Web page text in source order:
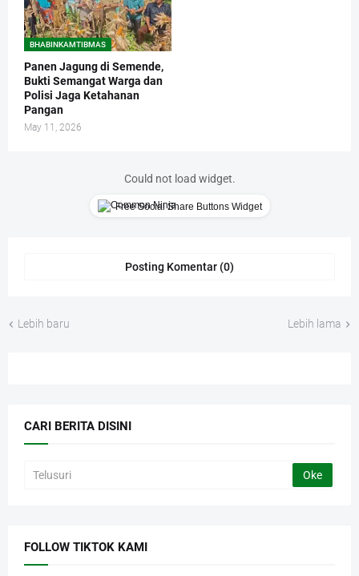
BHABINKAMTIBMAS
Panen Jagung di Semende,
Bukti Semangat Warga dan
Polisi Jaga Ketahanan
Pangan
May 11, 2026
Could not load widget.
Free Social Share Buttons Widget
Posting Komentar (0)
Lebih baru Lebih lama
CARI BERITA DISINI
FOLLOW TIKTOK KAMI